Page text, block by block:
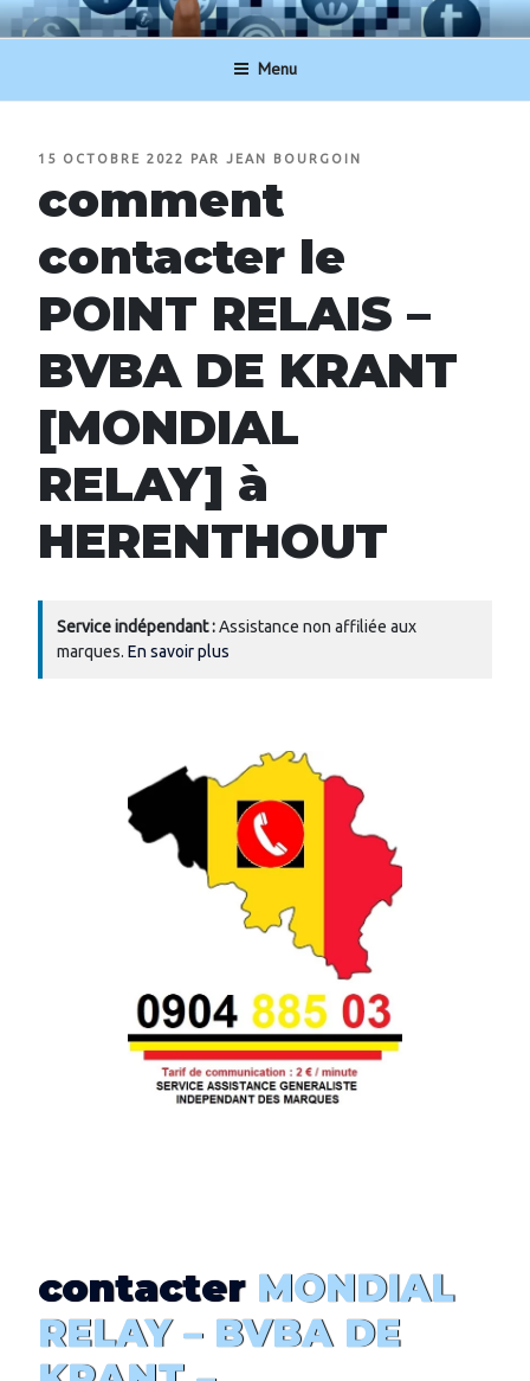
Aller
au
principal
NUMERO-SERVICECLIENT.BE
Menu
PUBLIÉ
15 OCTOBRE 2022 PAR JEAN BOURGOIN
comment
contacter le
POINT RELAIS –
BVBA DE KRANT
[MONDIAL
RELAY] à
HERENTHOUT
Service indépendant :Assistance non affiliée aux
marques. En savoir plus
contacterMONDIAL
RELAY – BVBA DE